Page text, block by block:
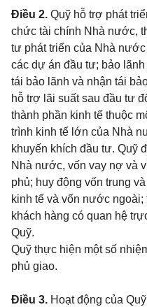
Điều 2. Quỹ hỗ trợ phát
chức tài chính Nhà nước,
tư phát triển của Nhà
các dự án đầu tư; bảo
tái bảo lãnh và nhận tái
hỗ trợ lãi suất sau đầu tư
thành phần kinh tế thuộc
trình kinh tế lớn của Nhà
khuyến khích đầu tư. Quỹ
Nhà nước, vốn vay nợ và
phủ; huy động vốn trung
kinh tế và vốn nước
khách hàng có quan hệ
Quỹ.
Quỹ thực hiện một số
phủ giao.
Điều 3. Hoạt động của